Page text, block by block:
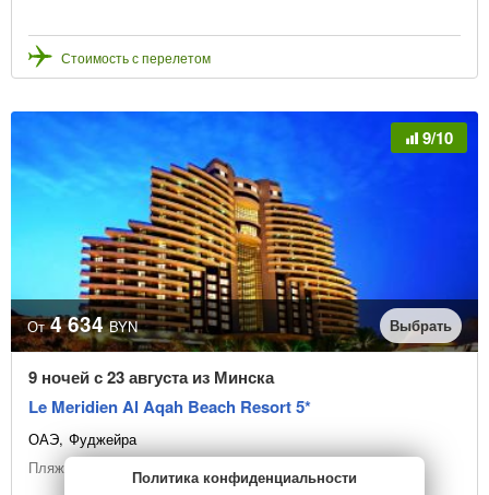
Стоимость с перелетом
9/10
От 4 634 BYN Выбрать
9 ночей с 23 августа из Минска
Le Meridien Al Aqah Beach Resort 5*
ОАЭ Фуджейра
Пляжный отдыхПолитика конфиденциальности